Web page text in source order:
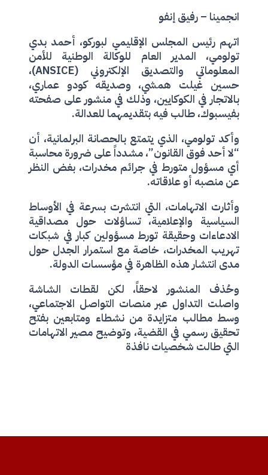
انجمينا – رفيق إنفو
اتهم رئيس المجلس الإقليمي لبوركو، أحمد بدي
تولومي، المدير العام للوكالة الوطنية للأمن
المعلوماتي والتصديق الإلكتروني (ANSICE)،
حسين غيلت همشي، وصديقه كودو عماري،
بالاتجار في الكوكايين، وذلك في منشور على صفحته
بفيسبوك، طالب فيه بتقديمهما للعدالة.
وأكد تولومي، الذي يتمتع بالحصانة البرلمانية، أن
“لا أحد فوق القانون”، مشدداً على ضرورة محاسبة
أي مسؤول متورط في جرائم مخدرات، بغض النظر
عن منصبه أو علاقاته.
وأثارت الاتهامات، التي انتشرت بسرعة في الأوساط
السياسية والإعلامية، تساؤلات حول مصداقية
الادعاءات وحقيقة تورط مسؤولين كبار في شبكات
تهريب المخدرات، خاصة مع استمرار الجدل حول
مدى انتشار هذه الظاهرة في مؤسسات الدولة.
وحُذف المنشور لاحقاً، لكن لقطات الشاشة
واصلت التداول عبر منصات التواصل الاجتماعي،
وسط مطالب متزايدة من نشطاء ومتابعين بفتح
تحقيق رسمي في القضية، وتوضيح مصير الاتهامات
التي طالت شخصيات نافذة